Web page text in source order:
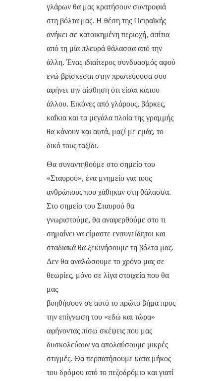
γλάρων θα μας κρατήσουν συντροφιά
στη βόλτα μας. Η θέση της Πειραϊκής
ανήκει σε κατοικημένη περιοχή, σπίτια
από τη μία πλευρά θάλασσα από την
άλλη. Ένας ιδιαίτερος συνδυασμός αφού
ενώ βρίσκεσαι στην πρωτεύουσα σου
αφήνει την αίσθηση ότι είσαι κάπου
άλλου. Εικόνες από γλάρους, βάρκες,
καΐκια και τα μεγάλα πλοία της γραμμής
θα κάνουν και αυτά, μαζί με εμάς, το
δικό τους ταξίδι.
Θα συναντηθούμε στο σημείο του
«Σταυρού», ένα μνημείο για τους
ανθρώπους που χάθηκαν στη θάλασσα.
Στο σημείο του Σταυρού θα
γνωριστούμε, θα αναφερθούμε στο τι
σημαίνει να είμαστε ενσυνείδητοι και
σταδιακά θα ξεκινήσουμε τη βόλτα μας.
Δεν θα αναλώσουμε το χρόνο μας σε
θεωρίες, μόνο σε λίγα στοιχεία που θα
μας
βοηθήσουν σε αυτό το πρώτο βήμα προς
την επίγνωση του «εδώ και τώρα»
αφήνοντας πίσω σκέψεις που μας
δυσκολεύουν να απολαύσουμε μικρές
στιγμές. Θα περπατήσουμε κατα μήκος
του δρόμου από το πεζοδρόμιο και γιατί